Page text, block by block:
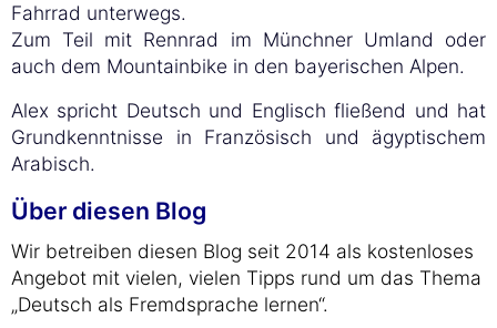
Fahrrad unterwegs.
Zum Teil mit Rennrad im Münchner Umland oder
auch dem Mountainbike in den bayerischen Alpen.
Alex spricht Deutsch und Englisch fließend und hat
Grundkenntnisse in Französisch und ägyptischem
Arabisch.
Über diesen Blog
Wir betreiben diesen Blog seit 2014 als kostenloses
Angebot mit vielen, vielen Tipps rund um das Thema
„Deutsch als Fremdsprache lernen“.